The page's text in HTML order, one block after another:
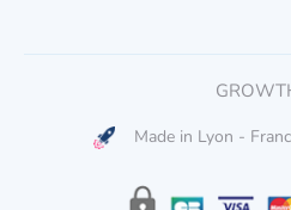
Made in Lyon -